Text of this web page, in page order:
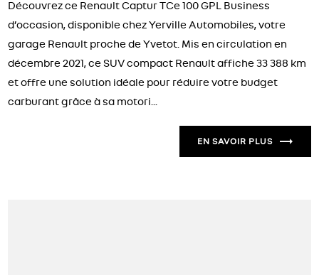
Découvrez ce Renault Captur TCe 100 GPL Business
d’occasion, disponible chez Yerville Automobiles, votre
garage Renault proche de Yvetot. Mis en circulation en
décembre 2021, ce SUV compact Renault affiche 33 388 km
et offre une solution idéale pour réduire votre budget
carburant grâce à sa motori...
EN SAVOIR PLUS